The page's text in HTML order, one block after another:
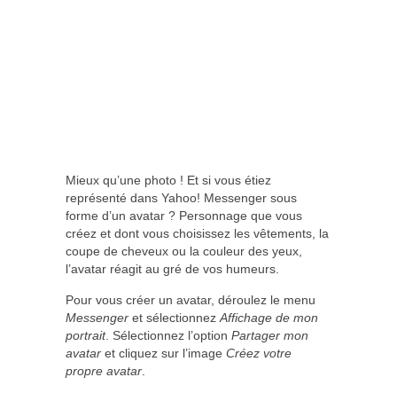
Mieux qu’une photo ! Et si vous étiez
représenté dans Yahoo! Messenger sous
forme d’un avatar ? Personnage que vous
créez et dont vous choisissez les vêtements, la
coupe de cheveux ou la couleur des yeux,
l’avatar réagit au gré de vos humeurs.
Pour vous créer un avatar, déroulez le menu
Messenger et sélectionnez Affichage de mon
portrait. Sélectionnez l’option Partager mon
avatar et cliquez sur l’image Créez votre
propre avatar